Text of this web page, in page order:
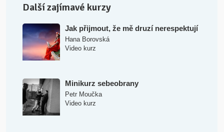
Další zajímavé kurzy
Jak přijmout, že mě druzí nerespektují
Hana Borovská
Video kurz
Minikurz sebeobrany
Petr Moučka
Video kurz